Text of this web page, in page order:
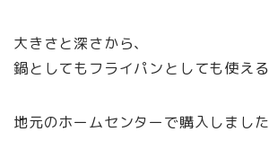
大きさと深さから、
鍋としてもフライパンとしても使え
地元のホームセンターで購入しました